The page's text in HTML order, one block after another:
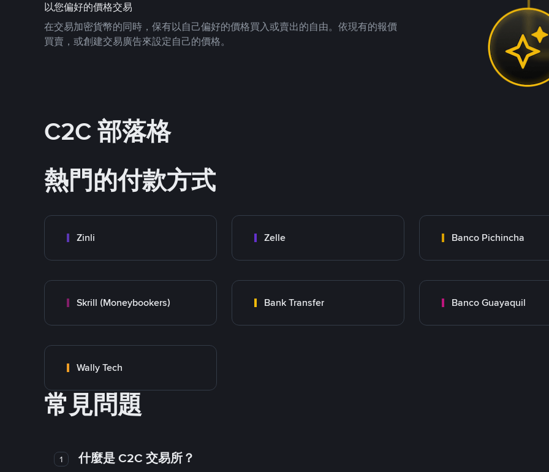
以您偏好的價格交易
在交易加密貨幣的同時，保有以自己偏好的價格買入或賣出的自由。依現有的報價
買賣，或創建交易廣告來設定自己的價格。
C2C 部落格
熱門的付款方式
Zinli Zelle Banco Pichincha
Skrill (Moneybookers) Bank Transfer Banco Guayaquil
Wally Tech
常見問題
1 什麼是 C2C 交易所？